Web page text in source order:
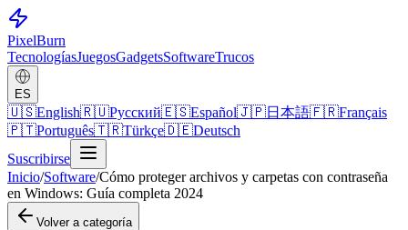
PixelBurn
TecnologíasJuegosGadgetsSoftwareTrucos
ES
🇺🇸English🇷🇺Русский🇪🇸Español🇯🇵日本語🇫🇷Français
🇵🇹Português🇹🇷Türkçe🇩🇪Deutsch
Suscribirse
Inicio/Software/Cómo proteger archivos y carpetas con contraseña
en Windows: Guía completa 2024
Volver a categoría